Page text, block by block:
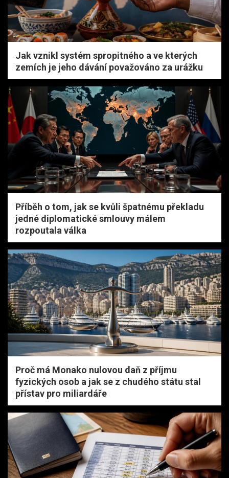
Jak vznikl systém spropitného a ve kterých
zemích je jeho dávání považováno za urážku
Příběh o tom, jak se kvůli špatnému překladu
jedné diplomatické smlouvy málem
rozpoutala válka
Proč má Monako nulovou daň z příjmu
fyzických osob a jak se z chudého státu stal
přístav pro miliardáře